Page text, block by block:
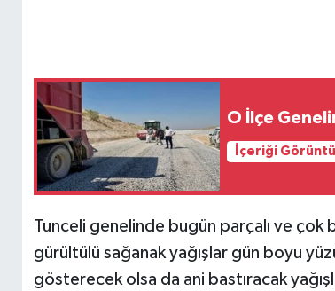
O İlçe
İçeriği
Tunceli genelinde bugün parçalı ve çok
gürültülü sağanak yağışlar gün boyu
gösterecek olsa da ani bastıracak